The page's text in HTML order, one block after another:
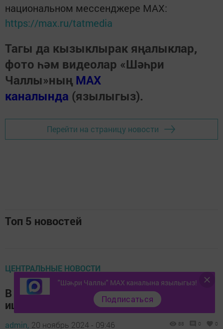
национальном мессенджере MАХ:
https://max.ru/tatmedia
Тагы да кызыклырак яңалыклар,
фото һәм видеолар «Шәһри
Чаллы»ның MAX
каналында (язылыгыз).
Перейти на страницу новости
Топ 5 новостей
ЦЕНТРАЛЬНЫЕ НОВОСТИ
В Татарстане грузовики с перегрузом
ищут с помощью нейросетей
admin, 20 ноябрь 2024 - 09:46 88 0 0
"Шәһри Чаллы" MAX каналына язылыгыз!
Подписаться